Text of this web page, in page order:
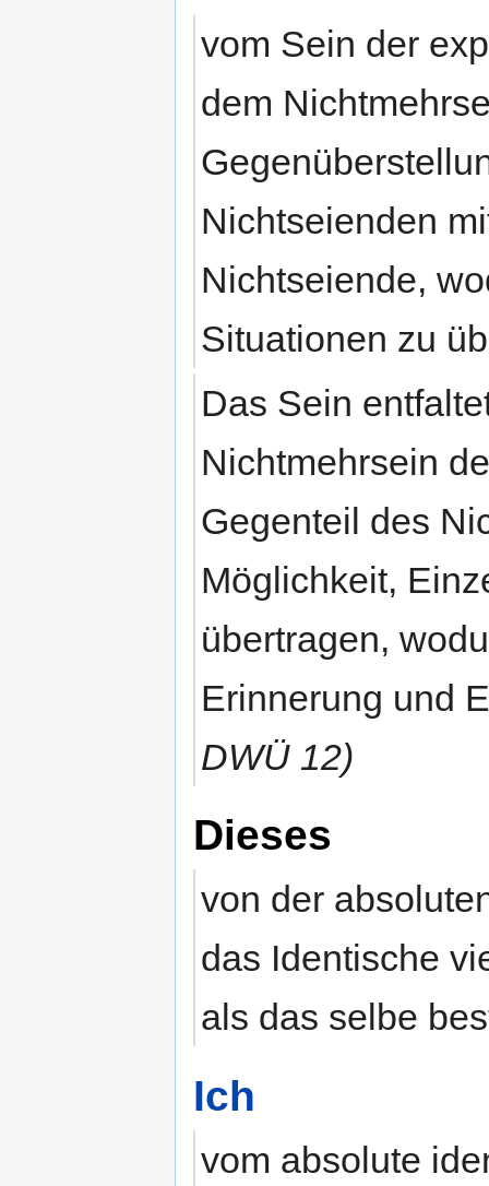
vom Sein der
dem
Nichtseienden
Nichtseiende,
Situationen zu
Das Sein
Nichtmehrsein
Gegenteil des
Möglichkeit,
übertragen,
Erinnerung und
DWÜ 12)
Dieses
von der
das Identische
als das selbe
Ich
vom absolute